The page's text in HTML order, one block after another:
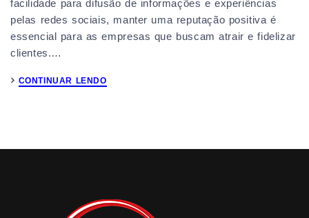
facilidade para difusão de informações e experiências
pelas redes sociais, manter uma reputação positiva é
essencial para as empresas que buscam atrair e fidelizar
clientes.…
CONTINUAR LENDO